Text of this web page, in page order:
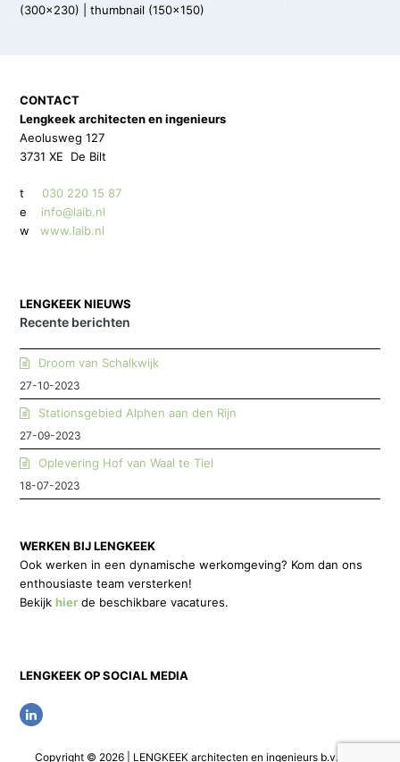
(300x230) |thumbnail (150x150)
CONTACT
Lengkeek architecten en ingenieurs
Aeolusweg 127
3731 XE De Bilt
t030 220 15 87
e info@laib.nl
w
www.laib.nl
LENGKEEK NIEUWS
Recente berichten
Droom van Schalkwijk
27-10-2023
Stationsgebied Alphen aan den Rijn
27-09-2023
Oplevering Hof van Waal te Tiel
18-07-2023
WERKEN BIJ LENGKEEK
Ook werken in een dynamische werkomgeving? Kom dan ons
enthousiaste team versterken!
Bekijkhier de beschikbare vacatures.
LENGKEEK OP SOCIAL MEDIA
L
Copyright © 2026 | LENGKEEK architecten en ingenieurs b.v. | Alle